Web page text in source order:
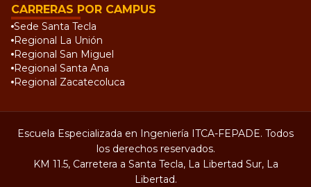
CARRERAS POR CAMPUS
Sede Santa Tecla
Regional La Unión
Regional San Miguel
Regional Santa Ana
Regional Zacatecoluca
Escuela Especializada en Ingeniería ITCA-FEPADE. Todos
los derechos reservados.
KM 11.5, Carretera a Santa Tecla, La Libertad Sur, La
Libertad.